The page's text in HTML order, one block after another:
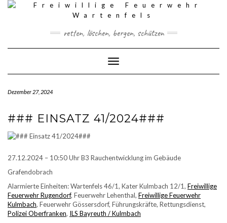
Skip
retten, löschen, bergen, schützen
Toggle Navigation
Dezember 27, 2024
### EINSATZ 41/2024###
27.12.2024 – 10:50 Uhr B3 Rauchentwicklung im Gebäude
Grafendobrach
Alarmierte Einheiten: Wartenfels 46/1, Kater Kulmbach 12/1, Freiwillige
Feuerwehr Rugendorf, Feuerwehr Lehenthal, Freiwillige Feuerwehr
Kulmbach, Feuerwehr Gössersdorf, Führungskräfte, Rettungsdienst,
Polizei Oberfranken, ILS Bayreuth / Kulmbach